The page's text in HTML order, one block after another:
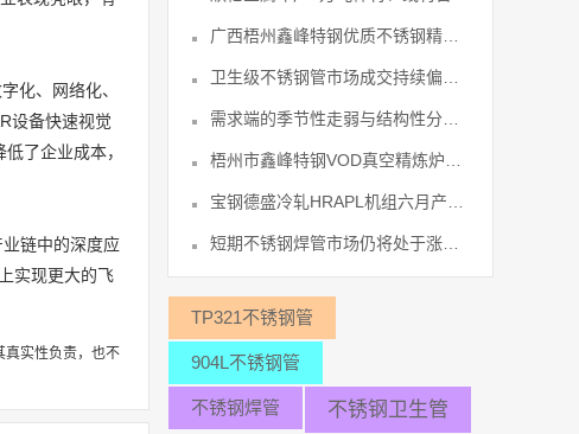
化、网络化、
设备快速视觉
了企业成本，
链中的深度应
实现更大的飞
真实性负责，也不
TP321不锈钢管
904L不锈钢管
不锈钢焊管 不锈钢卫生管